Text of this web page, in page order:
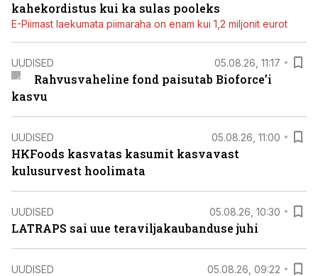
kahekordistus kui ka sulas pooleks
E-Piimast laekumata piimaraha on enam kui 1,2 miljonit eurot
UUDISED 05.08.26, 11:17
Rahvusvaheline fond paisutab Bioforce’i
kasvu
UUDISED 05.08.26, 11:00
HKFoods kasvatas kasumit kasvavast
kulusurvest hoolimata
UUDISED 05.08.26, 10:30
LATRAPS sai uue teraviljakaubanduse juhi
UUDISED 05.08.26, 09:22